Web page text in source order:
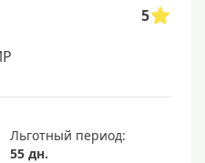
5
Льготный период:
55 дн.